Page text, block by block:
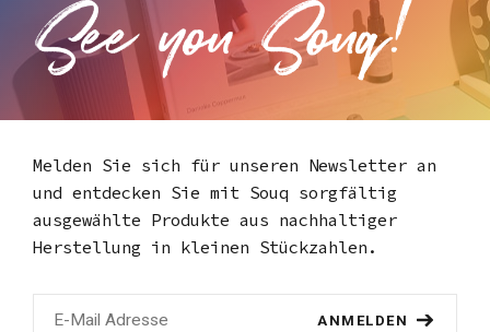
Melden Sie sich für unseren Newsletter an
und entdecken Sie mit Souq sorgfältig
ausgewählte Produkte aus nachhaltiger
Herstellung in kleinen Stückzahlen.
ANMELDEN